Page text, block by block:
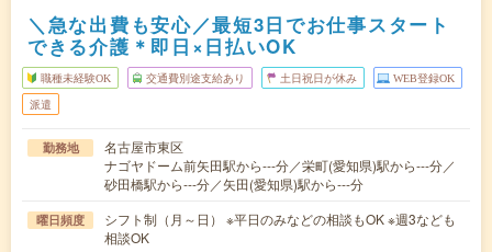
＼急な出費も安心／最短3日でお仕事スタート
できる介護＊即日×日払いOK
職種未経験OK 交通費別途支給あり 土日祝日が休み WEB登録OK
派遣
勤務地
名古屋市東区
ナゴヤドーム前矢田駅から---分／栄町(愛知県)駅から---分／
砂田橋駅から---分／矢田(愛知県)駅から---分
曜日頻度
シフト制（月～日） ※平日のみなどの相談もOK ※週3なども
相談OK